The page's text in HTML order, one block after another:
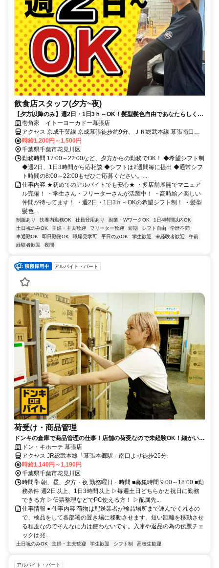
飲食店スタッフ(夕方~夜)
【夕方以降のみ】週2日・1日3ｈ～OK！髪型髪色自由であなたらしく勤
務！壱角家 イトーヨーカドー幕張店
アクセス 京成千葉線 京成幕張徒歩約9分、ＪＲ総武本線 幕張南口徒
歩約11分、ＪＲ京葉線/ＪＲ武蔵野線 海浜幕張北口(中央口)徒歩約16
分
時給1,200円～1,500円
千葉県千葉市花見川区
勤務時間 17:00～22:00など、夕方からの勤務でOK！ ◆希望シフト制
◆週2日、1日3時間から応相談 ◆シフトは2週間毎に提出 ◆通常シフ
ト時間の8:00～22:00もぜひご応募ください。...
仕事内容 ★初めてのアルバイトでも安心★ ・多店舗展開でマニュア
ル完備！ ・学生さん・フリーターさんが活躍中！ ・高時給／楽しい
仲間が待ってます！ ・週2日・1日3ｈ～OKの希望シフト制！ ・髪型
髪色...
制服あり 扶養内勤務OK 社員登用あり 副業・WワークOK
1日4時間以内OK
土日祝のみOK
主婦・主夫歓迎 フリーター歓迎 短期 シフト自由
学歴不問
車通勤OK
即日勤務OK 職場見学可 平日のみOK 学生歓迎 未経験者歓迎
午前
経験者歓迎
夜間
アルバイト・パート
荷受け・商品管理
ドンキの倉庫で商品管理の仕事！店舗の荷受なので未経験OK！細かい確
認作業が得意な方歓迎！
ドン・キホーテ 幕張店
アクセス JR総武本線「幕張本郷駅」南口より徒歩25分
時給1,140円～1,190円
千葉県千葉市花見川区
時間帯 朝、昼、夕方・夜 勤務曜日・時間 ■募集時間 9:00～18:00 ■勤
務条件 週2日以上、1日3時間以上 ▷毎週土日どちらかと祝日に勤務
できる方 ▷伝票整理などでPC使える方！ ▷配属先...
仕事情報 ● 仕事内容 荷物は配送業者が検品場所まで運んでくれるの
で、検品をして各部署の置き場に移動させます。短い距離を移動させ
る程度なのでそんなに力は使わないです。入庫や返品の為の伝票チェ
ックは発...
土日祝のみOK 主婦・主夫歓迎 学生歓迎 シフト制 高校生歓迎
アルバイト・パート